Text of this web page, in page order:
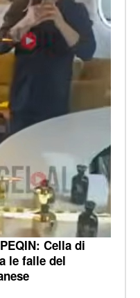
Cella di
le falle del